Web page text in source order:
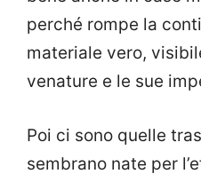
perché rompe la
materiale vero,
venature e le sue
Poi ci sono quelle
sembrano nate per